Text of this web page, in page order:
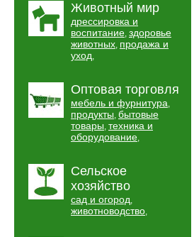
Животный мир
дрессировка и
воспитание, здоровье
животных, продажа и
уход,
Оптовая торговля
мебель и фурнитура,
продукты, бытовые
товары, техника и
оборудование,
Сельское
хозяйство
сад и огород,
животноводство,